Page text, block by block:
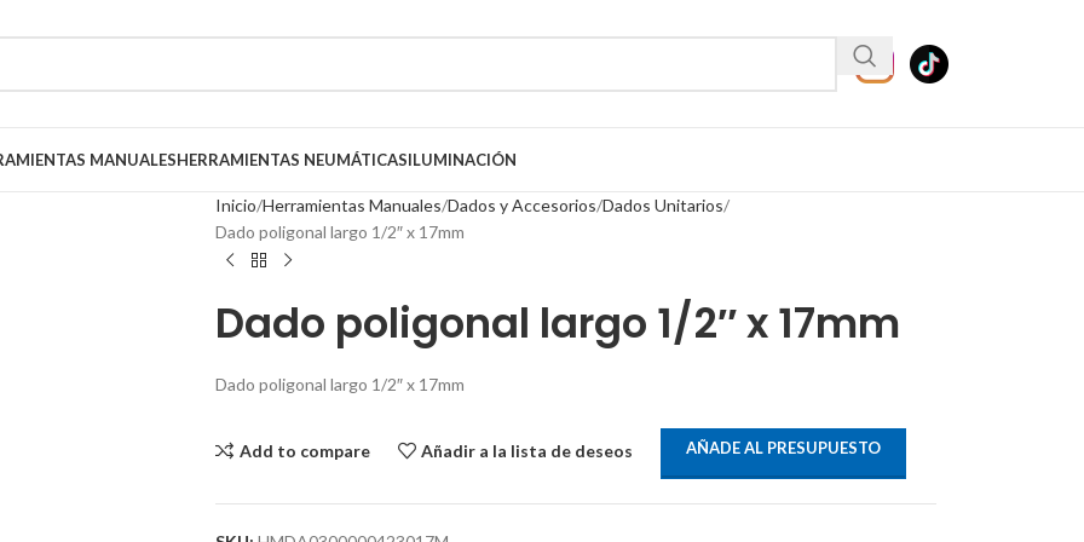
MANUALESHERRAMIENTAS NEUMÁTICASILUMINACIÓN
Inicio Herramientas Manuales Dados y Accesorios Dados Unitarios
Dado poligonal largo 1/2″ x 17mm
Dado poligonal largo 1/2″ x 17mm
Dado poligonal largo 1/2″ x 17mm
Add to compare Añadir a la lista de deseos AÑADE AL PRESUPUESTO